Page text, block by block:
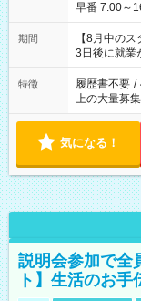
早番 7:00～
と休みを合
「できれば
ね。 ※Wワーク希望の方へ 今ご覧のお仕事で希望する勤務時間
と、もう1つ
合は応募で
期間
【8月中の
3日後に就業
特徴 履歴書不要 /
上の大量募集
気になる！
説明会参加で全
ト】生活のお手